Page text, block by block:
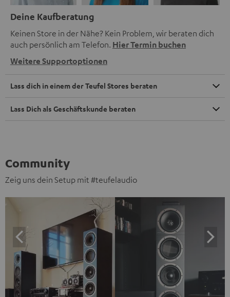
Deine Kaufberatung
Keinen Store in der Nähe? Kein Problem, wir beraten dich
auch persönlich am Telefon. Hier Termin buchen
Weitere Supportoptionen
Lass dich in einem der Teufel Stores beraten
Lass Dich als Geschäftskunde beraten
Community
Zeig uns dein Setup mit #teufelaudio